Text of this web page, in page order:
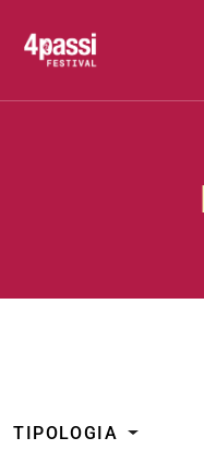
TIPOLOGIA